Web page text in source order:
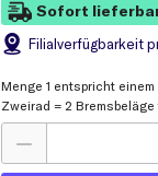
Sofort
Filialverfügbarkeit
Menge 1 entspricht
Zweirad = 2